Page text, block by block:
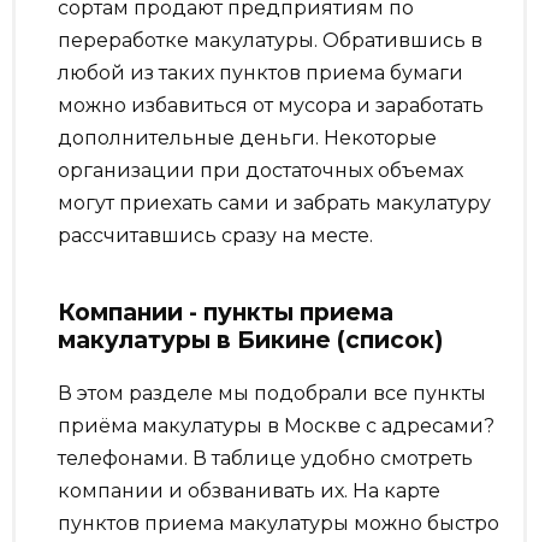
сортам продают предприятиям по
переработке макулатуры. Обратившись в
любой из таких пунктов приема бумаги
можно избавиться от мусора и заработать
дополнительные деньги. Некоторые
организации при достаточных объемах
могут приехать сами и забрать макулатуру
рассчитавшись сразу на месте.
Компании - пункты приема
макулатуры в Бикине (список)
В этом разделе мы подобрали все пункты
приёма макулатуры в Москве с адресами?
телефонами. В таблице удобно смотреть
компании и обзванивать их. На карте
пунктов приема макулатуры можно быстро